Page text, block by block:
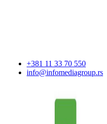
+381 11 33 70 550
info@infomediagroup.rs